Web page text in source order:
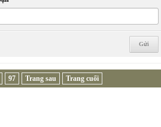
97 Trang sau Trang cuối